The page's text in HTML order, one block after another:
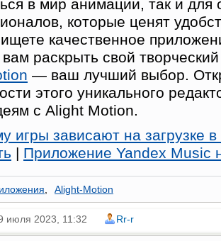
в мир анимации, так и для
которые ценят
качественное
раскрыть свой
— ваш лучший выбор.
этого уникального
с Alight Motion.
игры зависают на загрузке
| Приложение Yandex Music
Alight-Motion
июля 2023, 11:32 Rr-r